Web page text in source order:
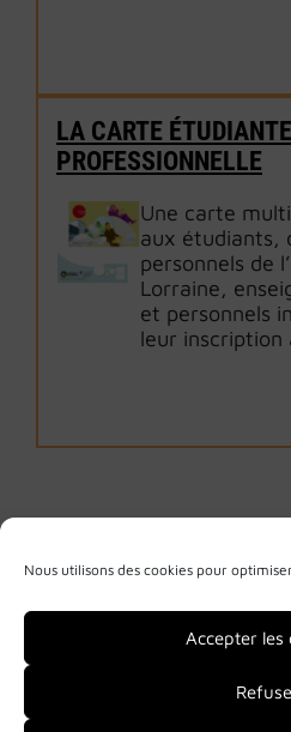
Nous utilisons des cookies pour
Accepter les
LA CARTE
PROFESSIONNELLE
Une carte
aux étudiants,
personnels de
Lorraine,
et personnels
leur inscription